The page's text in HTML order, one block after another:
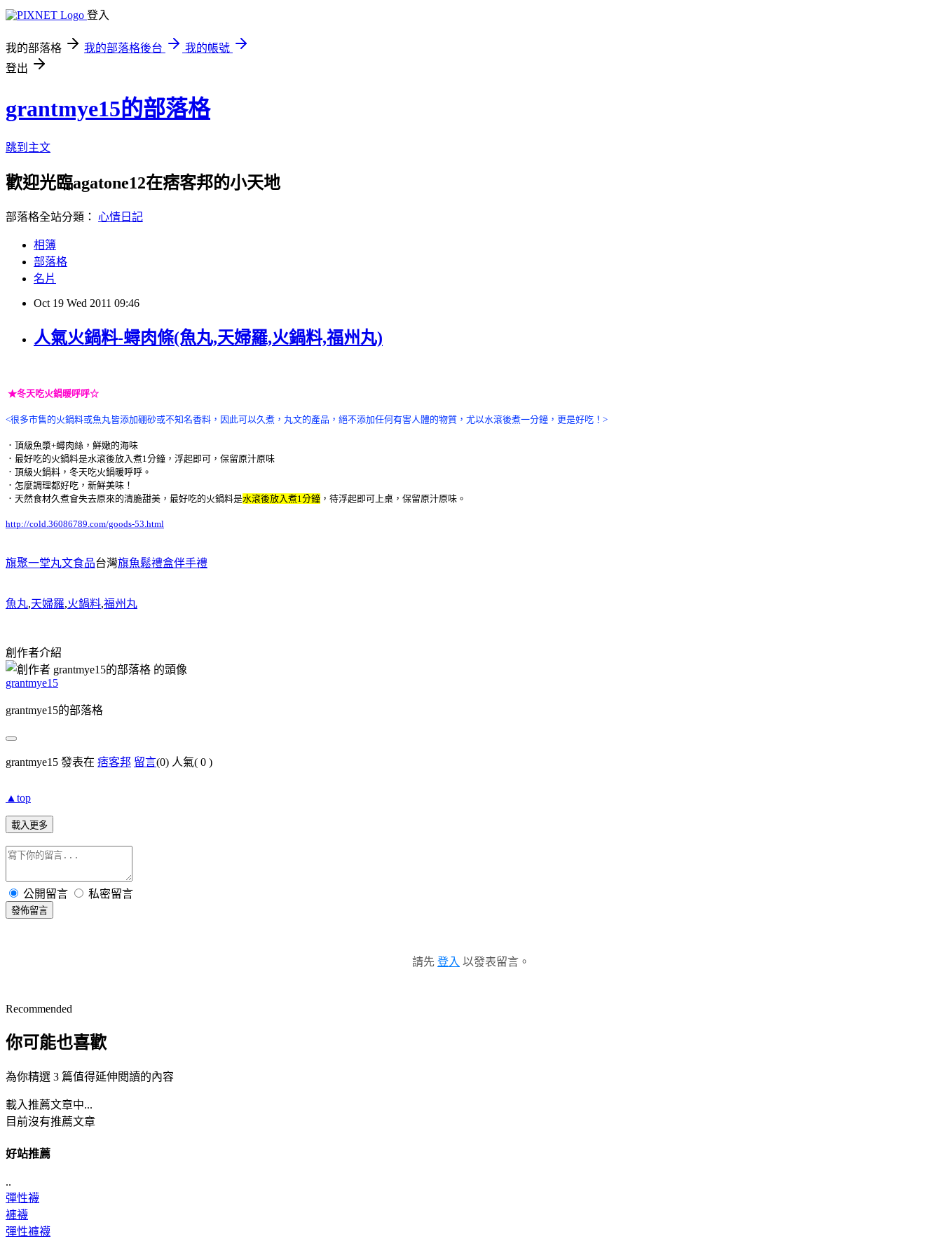
登入
我的部落格 我的部落格後台
我的帳號
登出
grantmye15的部落格
跳到主文
歡迎光臨agatone12在痞客邦的小天地
部落格全站分類： 心情日記
相簿
部落格
名片
Oct 19 Wed 2011 09:46
人氣火鍋料-蟳肉條(魚丸,天婦羅,火鍋料,福州丸)
★冬天吃火鍋暖呼呼☆
<很多市售的火鍋料或魚丸皆添加硼砂或不知名香料，因此可以久煮，丸文的產品，絕不添加任何有害人體的物質，尤以水滾後煮一分鐘，更是好吃！>
．頂級魚漿+蟳肉絲，鮮嫩的海味
．最好吃的火鍋料是水滾後放入煮1分鐘，浮起即可，保留原汁原味
．頂級火鍋料，冬天吃火鍋暖呼呼。
．怎麼調理都好吃，新鮮美味！
．天然食材久煮會失去原來的清脆甜美，最好吃的火鍋料是水滾後放入煮1分鐘 ，待浮起即可上桌 ，保留原汁原味。
http://cold.36086789.com/goods-53.html
旗聚一堂丸文食品台灣旗魚鬆禮盒伴手禮
魚丸,天婦羅,火鍋料,福州丸
創作者介紹
grantmye15
grantmye15的部落格
grantmye15 發表在 痞客邦 留言(0) 人氣( 0 )
▲top
載入更多
公開留言 私密留言
發佈留言
請先 登入 以發表留言。
Recommended
你可能也喜歡
為你精選 3 篇值得延伸閱讀的內容
載入推薦文章中...
目前沒有推薦文章
好站推薦
..
彈性襪
褲襪
彈性褲襪